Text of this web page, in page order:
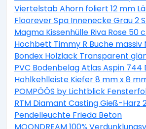
Viertelstab Ahorn foliert 12 mm
Floorever Spa Innenecke Grau 2
Magma Kissenhülle Riva Rose 50
Hochbett Timmy R Buche
Bondex Holzlack Transparent
PVC Bodenbelag Atlas Aspin
Hohlkehlleiste Kiefer 8 mm x 8
POMPÖÖS by Lichtblick
RTM Diamant Casting Gieß-Harz
Pendelleuchte Frieda Beton